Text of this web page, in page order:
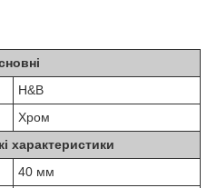
H&B
Хром
характеристики
40 мм